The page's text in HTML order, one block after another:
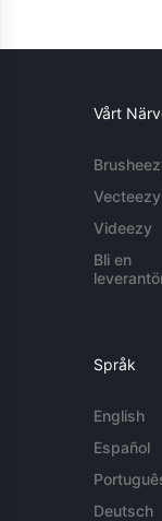
Vårt
Vecteezy
Videezy
Bli en
Språk
English
Español
Deutsch